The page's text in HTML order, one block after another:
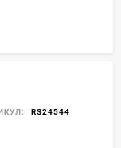
RS24544